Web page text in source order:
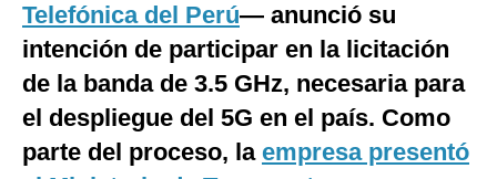
Tecnología
Mix
G de Gestión
Telefónica del Perú— anunció su
intención de participar en la licitación
de la banda de 3.5 GHz, necesaria para
el despliegue del 5G en el país. Como
parte del proceso, la empresa presentó